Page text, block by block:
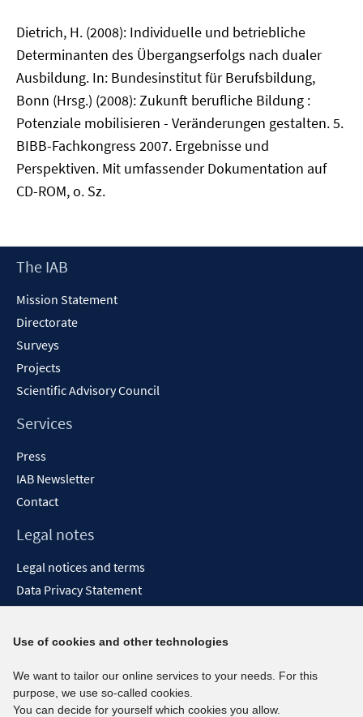
Dietrich, H. (2008): Individuelle und betriebliche
Determinanten des Übergangserfolgs nach dualer
Ausbildung. In: Bundesinstitut für Berufsbildung,
Bonn (Hrsg.) (2008): Zukunft berufliche Bildung :
Potenziale mobilisieren - Veränderungen gestalten. 5.
BIBB-Fachkongress 2007. Ergebnisse und
Perspektiven. Mit umfassender Dokumentation auf
CD-ROM, o. Sz.
Footer
The IAB
Mission Statement
Directorate
Surveys
Projects
Scientific Advisory Council
Services
Press
IAB Newsletter
Contact
Legal notes
Legal notices and terms
Data Privacy Statement
Report Accessibility
Social media channels
BlueSky
Use of cookies and other technologies
We want to tailor our online services to your needs. For this
purpose, we use so-called cookies.
You can decide for yourself which cookies you allow.